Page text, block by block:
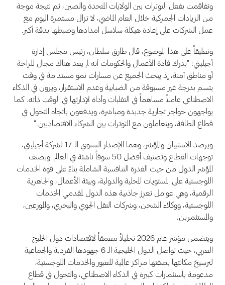
وتفاقمت بفعل التوترات بين الولايات المتحدة والصين، ثم نتيجة موجة
من الزيادات الجمركية خلال العام الماضي، لا تزال مستمرة اليوم مع
عمل الشركات على إعادة هيكلة سلاسل امدادها وضبطها بدقة أكبر.
وتعليقاً على هذا الموضوع، قال طارق سلطان، رئيس مجلس إدارة
أجيليتي: "يدرك قادة الأعمال والحكومات أنه لم يعد هناك مجال للراحة
أو مناطق آمنة، إذ يبحث الجميع عن مسارات نمو مستدامة في وقت
يتسم بدرجة غير مسبوقة من الضبابية وعدم الاستقرار، ويرون في الذكاء
الاصطناعي عاملاً مساهماً في التقلبات وأداة لإدارتها في الوقت ذاته. كما
يواجهون حواجز تجارية جديدة ومباشرة، ويدفعون باتجاه التحول في
قطاع الطاقة، ويتعاملون مع التوترات بين الشركاء الاقتصاديين."
ويرصد الاستبيان والمؤشر، وهما الإصدار السنوي الـ 17 لشركة أجيليتي،
توجهات القطاع وتصنيف أفضل 50 سوقاً ناشئة في العالم. ويصنف
المؤشر الدول من حيث القدرة التنافسية الشاملة بناءً على قوة الخدمات
اللوجستية على المستويات المحلية والدولية، وبيئة الأعمال، والجاهزية
الرقمية، وهي عوامل تعزز جاذبية هذه الدول لمقدمي الخدمات
اللوجستية، ووكلاء الشحن، وشركات النقل الجوي والبحري، والموزعين،
والمستثمرين.
ويتضمن مؤشر عام 2026 تحليلاً معمقاً لاقتصادات دول الخليج
العربي، حيث تواصل الدول الخليجية الـ 6 جهودها الفردية والجماعية
لترسيخ مكانتها بصفتها مراكز عالمية للعبور والخدمات اللوجستية،
مدعومة باستثمارات كبيرة في الذكاء الاصطناعي، والتحول في قطاع